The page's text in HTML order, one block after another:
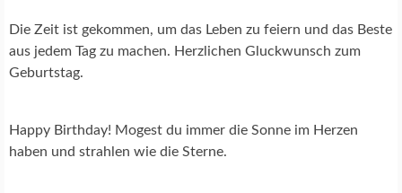
Die Zeit ist gekommen, um das Leben zu feiern und das Beste
aus jedem Tag zu machen. Herzlichen Gluckwunsch zum
Geburtstag.
Happy Birthday! Mogest du immer die Sonne im Herzen
haben und strahlen wie die Sterne.